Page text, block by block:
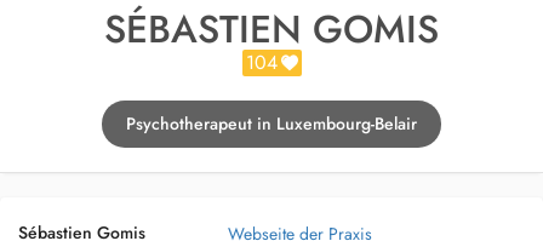
SÉBASTIEN GOMIS
104
Psychotherapeut in Luxembourg-Belair
Sébastien Gomis
Webseite der Praxis